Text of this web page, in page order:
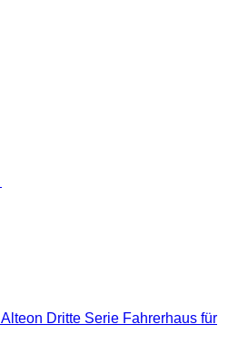
Alteon Dritte Serie Fahrerhaus für